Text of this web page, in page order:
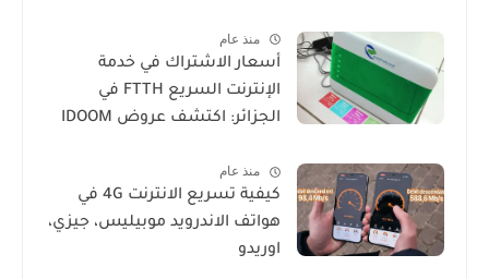
منذ عام
أسعار الاشتراك في خدمة
الإنترنت السريع FTTH في
الجزائر: اكتشف عروض IDOOM
منذ عام
كيفية تسريع الانترنت 4G في
هواتف الاندرويد موبيليس، جيزي،
اوريدو